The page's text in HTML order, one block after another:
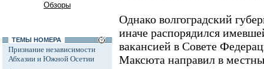
Обзоры
ТЕМЫ НОМЕРА
Признание независимости
Абхазии и Южной Осетии
Однако волгоградский
иначе распорядился
вакансией в Совете
Максюта направил в